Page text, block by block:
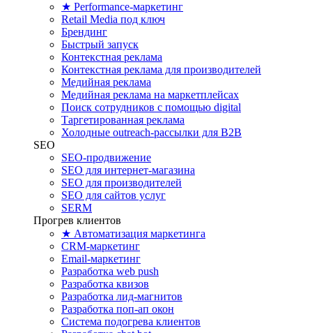
★ Performance-маркетинг
Retail Media под ключ
Брендинг
Быстрый запуск
Контекстная реклама
Контекстная реклама для производителей
Медийная реклама
Медийная реклама на маркетплейсах
Поиск сотрудников с помощью digital
Таргетированная реклама
Холодные outreach-рассылки для B2B
SEO
SEO-продвижение
SEO для интернет-магазина
SEO для производителей
SEO для сайтов услуг
SERM
Прогрев клиентов
★ Автоматизация маркетинга
CRM-маркетинг
Email-маркетинг
Разработка web push
Разработка квизов
Разработка лид-магнитов
Разработка поп-ап окон
Система подогрева клиентов